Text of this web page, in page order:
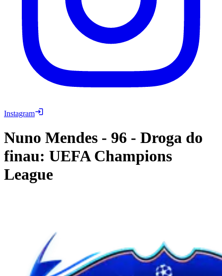
Instagram
Nuno Mendes - 96 - Droga do
finau: UEFA Champions
League